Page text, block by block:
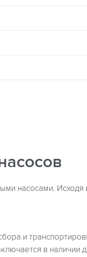
насосами. Исходя
и
в наличии